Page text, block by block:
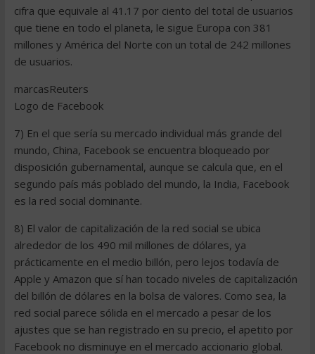
cifra que equivale al 41.17 por ciento del total de usuarios
que tiene en todo el planeta, le sigue Europa con 381
millones y América del Norte con un total de 242 millones
de usuarios.
marcasReuters
Logo de Facebook
7) En el que sería su mercado individual más grande del
mundo, China, Facebook se encuentra bloqueado por
disposición gubernamental, aunque se calcula que, en el
segundo país más poblado del mundo, la India, Facebook
es la red social dominante.
8) El valor de capitalización de la red social se ubica
alrededor de los 490 mil millones de dólares, ya
prácticamente en el medio billón, pero lejos todavía de
Apple y Amazon que sí han tocado niveles de capitalización
del billón de dólares en la bolsa de valores. Como sea, la
red social parece sólida en el mercado a pesar de los
ajustes que se han registrado en su precio, el apetito por
Facebook no disminuye en el mercado accionario global.